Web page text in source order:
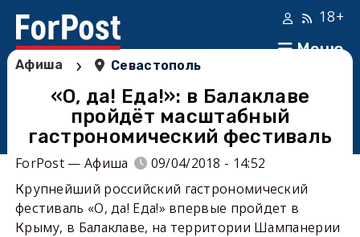
Меню
18+
Афиша › Севастополь
«О, да! Еда!»: в Балаклаве
пройдёт масштабный
гастрономический фестиваль
ForPost — Афиша
09/04/2018 - 14:52
Крупнейший российский гастрономический
фестиваль «О, да! Еда!» впервые пройдет в
Крыму, в Балаклаве, на территории Шампанерии